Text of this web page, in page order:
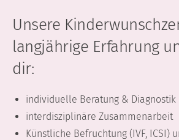
Unsere
langjährige Erfahrung
dir:
individuelle Beratung & Diagnostik
interdisziplinäre Zusammenarbeit
Künstliche Befruchtung (IVF,